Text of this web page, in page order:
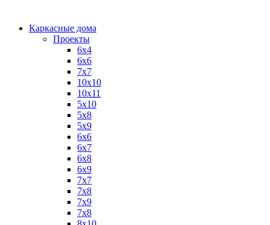
Каркасные дома
Проекты
6х4
6х6
7х7
10х10
10х11
5х10
5х8
5х9
6x6
6x7
6x8
6x9
7x7
7x8
7x9
7х8